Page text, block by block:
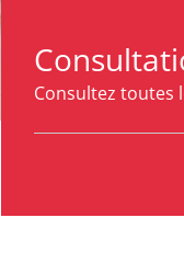
Consultez toutes